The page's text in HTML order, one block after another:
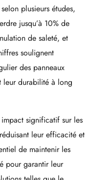
plusieurs études,
jusqu’à 10% de
de saleté, et
soulignent
des panneaux
leur durabilité à long
significatif sur les
leur efficacité et
de maintenir les
pour garantir leur